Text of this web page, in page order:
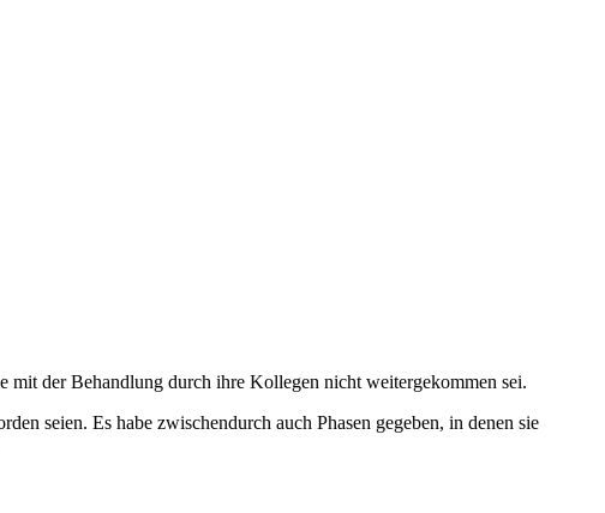
mit der Behandlung durch ihre Kollegen nicht weitergekommen sei.
seien. Es habe zwischendurch auch Phasen gegeben, in denen sie